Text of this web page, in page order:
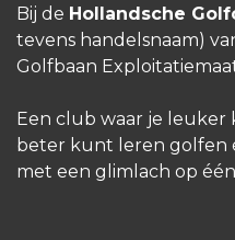
Bij de Hollandsche
tevens handelsnaam)
Golfbaan
Een club waar je
beter kunt leren golfen
met een glimlach op